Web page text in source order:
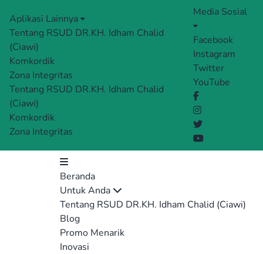
Aplikasi Lainnya
Tentang RSUD DR.KH. Idham Chalid
(Ciawi)
Komkordik
Zona Integritas
Tentang RSUD DR.KH. Idham Chalid
(Ciawi)
Komkordik
Zona Integritas
Media Sosial
Facebook
Instagram
Twitter
YouTube
Beranda
Untuk Anda
Tentang RSUD DR.KH. Idham Chalid (Ciawi)
Blog
Promo Menarik
Inovasi